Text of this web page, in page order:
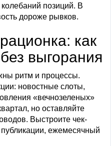
позиций. В
дороже рывков.
как
выгорания
ритм и процессы.
новостные слоты,
«вечнозеленых»
но оставляйте
Выстроите чек-
ежемесячный